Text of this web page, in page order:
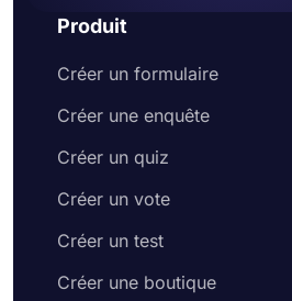
Produit
Créer un formulaire
Créer une enquête
Créer un quiz
Créer un vote
Créer un test
Créer une boutique